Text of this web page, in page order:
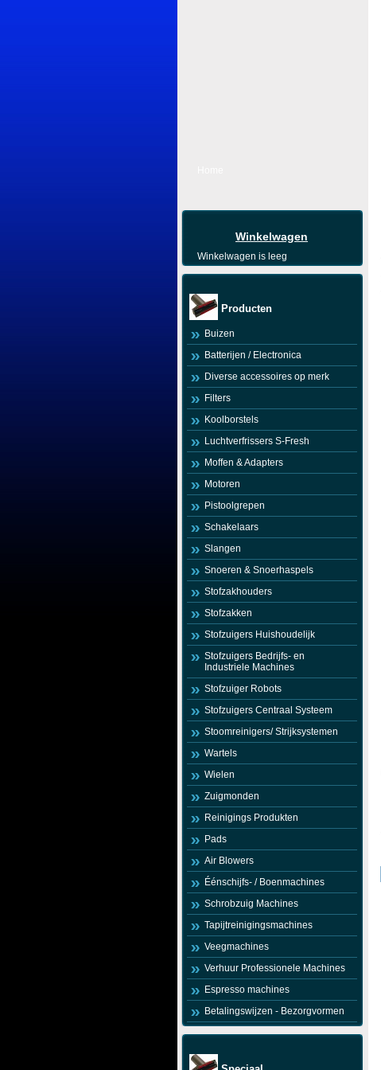
Winkelwagen
Winkelwagen is leeg
Producten
Buizen
Batterijen / Electronica
Diverse accessoires op merk
Filters
Koolborstels
Luchtverfrissers S-Fresh
Moffen & Adapters
Motoren
Pistoolgrepen
Schakelaars
Slangen
Snoeren & Snoerhaspels
Stofzakhouders
Stofzakken
Stofzuigers Huishoudelijk
Stofzuigers Bedrijfs- en
Industriele Machines
Stofzuiger Robots
Stofzuigers Centraal Systeem
Stoomreinigers/ Strijksystemen
Wartels
Wielen
Zuigmonden
Reinigings Produkten
Pads
Air Blowers
Éénschijfs- / Boenmachines
Schrobzuig Machines
Tapijtreinigingsmachines
Veegmachines
Verhuur Professionele Machines
Espresso machines
Betalingswijzen - Bezorgvormen